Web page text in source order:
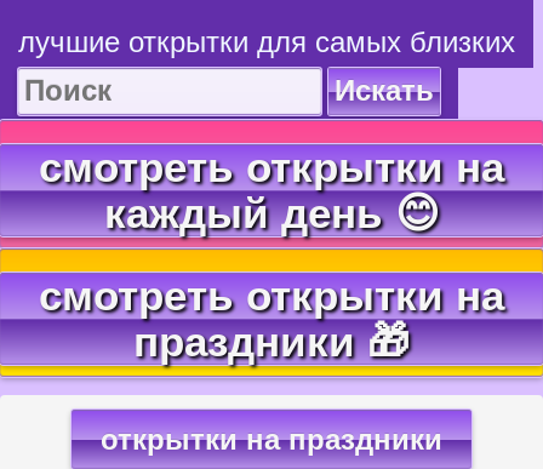
лучшие открытки для самых близких
Искать
смотреть открытки на
каждый день 😊
смотреть открытки на
праздники 🎁
открытки на праздники